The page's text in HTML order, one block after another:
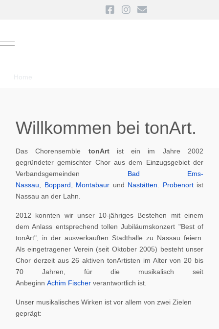
Mobile Menu Toggle
Home
Willkommen bei tonArt.
Das Chorensemble tonArt ist ein im Jahre 2002
gegründeter gemischter Chor aus dem Einzugsgebiet der
Verbandsgemeinden Bad Ems-
Nassau
Boppard Montabaur und Nastätten Probenortist
Nassau an der Lahn.
2012 konnten wir unser 10-jähriges Bestehen mit einem
dem Anlass entsprechend tollen Jubiläumskonzert "Best of
tonArt", in der ausverkauften Stadthalle zu Nassau feiern.
Als eingetragener Verein (seit Oktober 2005) besteht unser
Chor derzeit aus 26 aktiven tonArtisten im Alter von 20 bis
70 Jahren, für die musikalisch seit
Anbeginn Achim Fischer verantwortlich ist.
Unser musikalisches Wirken ist vor allem von zwei Zielen
geprägt: